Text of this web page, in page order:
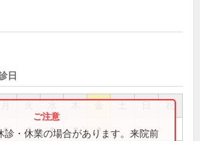
日
祝
● ● ● ● ●
診・休業の場合があります。来院前